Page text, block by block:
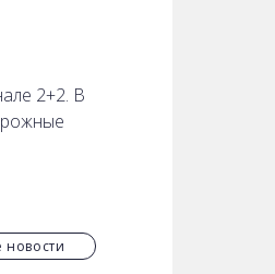
2+2. В
новости